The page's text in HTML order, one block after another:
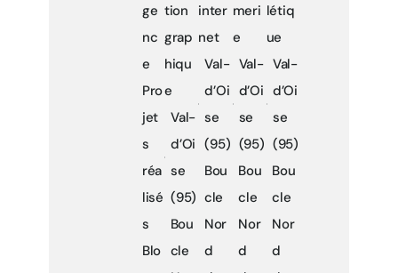
ge
nc
e
Pro
jet
s
réa
lisé
s
Blo
tion
grap
hiqu
e
Val-
d’Oi
se
(95)
Bou
cle
inter
net
Val-
d’Oi
se
(95)
Bou
cle
Nor
d
meri
e
Val-
d’Oi
se
(95)
Bou
cle
Nor
d
létiq
ue
Val-
d’Oi
se
(95)
Bou
cle
Nor
d